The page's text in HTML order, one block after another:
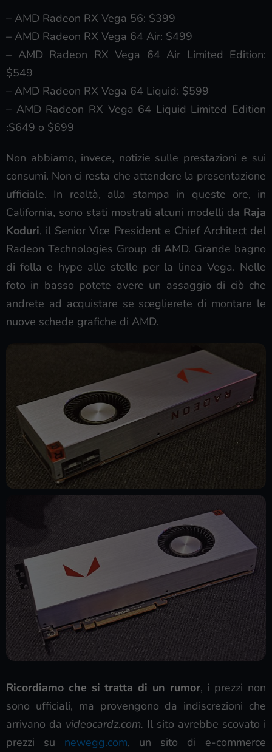
– AMD Radeon RX Vega 56: $399
– AMD Radeon RX Vega 64 Air: $499
– AMD Radeon RX Vega 64 Air Limited Edition:
$549
– AMD Radeon RX Vega 64 Liquid: $599
– AMD Radeon RX Vega 64 Liquid Limited Edition
:$649 o $699
Non abbiamo, invece, notizie sulle prestazioni e sui
consumi. Non ci resta che attendere la presentazione
ufficiale. In realtà, alla stampa in queste ore, in
California, sono stati mostrati alcuni modelli da Raja
Koduri, il Senior Vice President e Chief Architect del
Radeon Technologies Group di AMD. Grande bagno
di folla e hype alle stelle per la linea Vega. Nelle
foto in basso potete avere un assaggio di ciò che
andrete ad acquistare se sceglierete di montare le
nuove schede grafiche di AMD.
Ricordiamo che si tratta di un rumor, i prezzi non
sono ufficiali, ma provengono da indiscrezioni che
arrivano da videocardz.com. Il sito avrebbe scovato i
prezzi su newegg.com, un sito di e-commerce